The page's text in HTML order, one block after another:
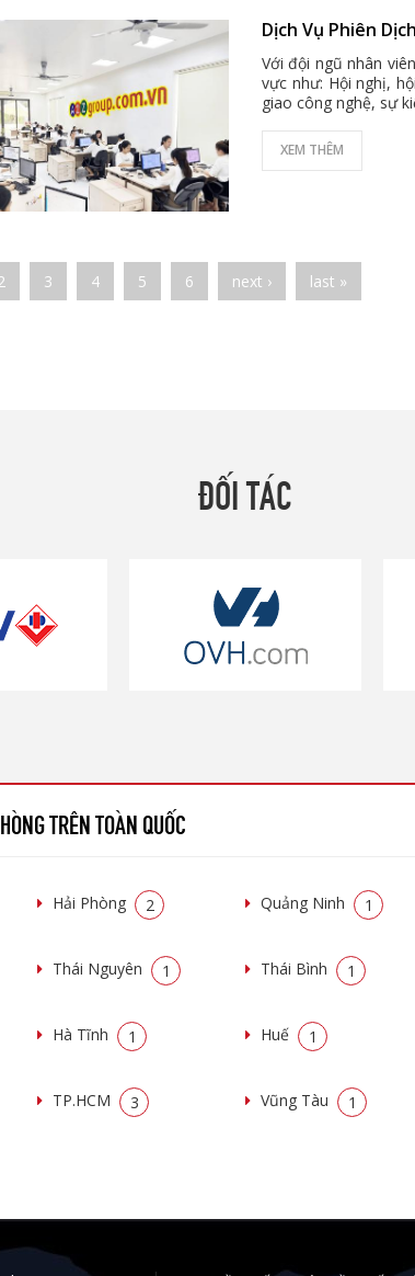
Dịch Vụ Phiên
Với đội ngũ nhân
vực như: Hội nghị,
giao công nghệ, sự
XEM THÊM
3 4 5 6 next › last »
ĐỐI TÁC
TRÊN TOÀN QUỐC
Hải Phòng 2 Quảng Ninh 1
Thái Nguyên 1 Thái Bình 1
Hà Tĩnh 1 Huế 1
TP.HCM 3 Vũng Tàu 1